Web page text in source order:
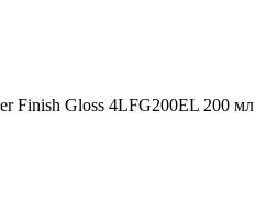
Finish Gloss 4LFG200EL 200 мл